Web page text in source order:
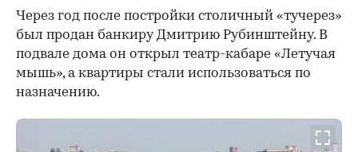
Через год после постройки столичный «тучерез»
был продан банкиру Дмитрию Рубинштейну. В
подвале дома он открыл театр-кабаре «Летучая
мышь», а квартиры стали использоваться по
назначению.